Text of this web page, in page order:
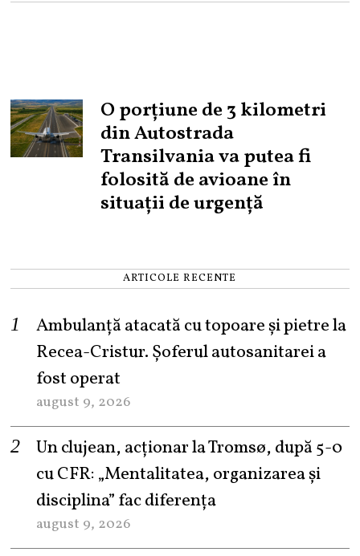
O porțiune de 3 kilometri
din Autostrada
Transilvania va putea fi
folosită de avioane în
situații de urgență
ARTICOLE RECENTE
Ambulanță atacată cu topoare și pietre la
Recea-Cristur. Șoferul autosanitarei a
fost operat
august 9, 2026
Un clujean, acționar la Tromsø, după 5-0
cu CFR: „Mentalitatea, organizarea și
disciplina” fac diferența
august 9, 2026